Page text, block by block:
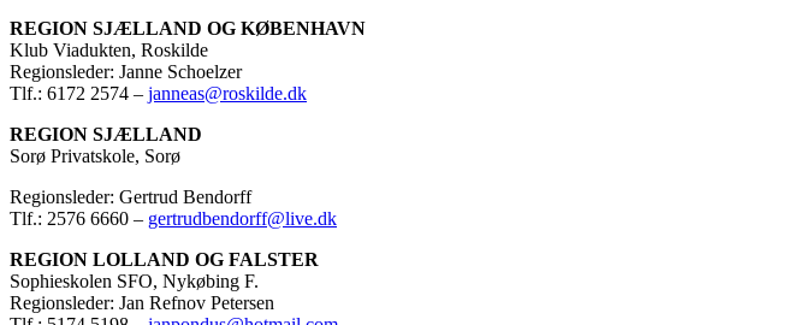
REGION SJÆLLAND OG KØBENHAVN
Klub Viadukten, Roskilde
Regionsleder: Janne Schoelzer
Tlf.: 6172 2574 – janneas@roskilde.dk
REGION SJÆLLAND
Sorø Privatskole, Sorø
Regionsleder: Gertrud Bendorff
Tlf.: 2576 6660 – gertrudbendorff@live.dk
REGION LOLLAND OG FALSTER
Sophieskolen SFO, Nykøbing F.
Regionsleder: Jan Refnov Petersen